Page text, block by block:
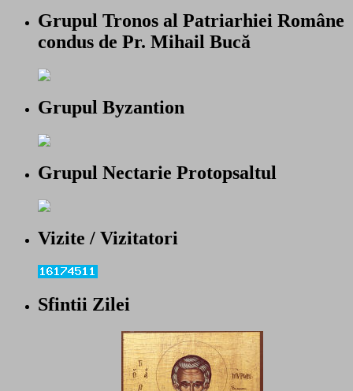
Grupul Tronos al Patriarhiei Române
condus de Pr. Mihail Bucă
Grupul Byzantion
Grupul Nectarie Protopsaltul
Vizite / Vizitatori
Sfintii Zilei